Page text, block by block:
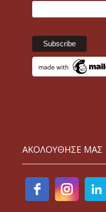
ΑΚΟΛΟΥΘΗΣΕ ΜΑΣ